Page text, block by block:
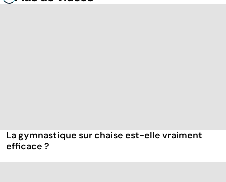
La gymnastique sur chaise est-elle vraiment
efficace ?